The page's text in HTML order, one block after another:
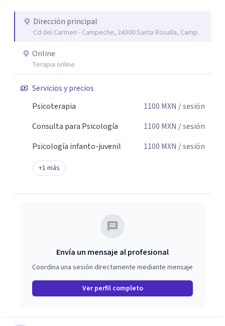
auténtica y comunicación clara y directa para darte
seguridad emocional y una dirección firme de tu proceso
de cambio.
Dirección principal
Cd del Carmen - Campeche, 24300 Santa Rosalía, Camp.
Online
Terapia online
Servicios y precios
Psicoterapia
1100 MXN / sesión
Consulta para Psicología
1100 MXN / sesión
Psicología infanto-juvenil
1100 MXN / sesión
+1 más
Envía un mensaje al profesional
Coordina una sesión directamente mediante mensaje
Ver perfil completo